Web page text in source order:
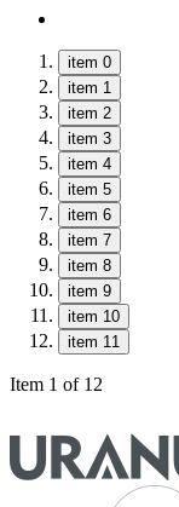
item 0
item 1
item 2
item 3
item 4
item 5
item 6
item 7
item 8
item 9
item 10
item 11
Item 1 of 12